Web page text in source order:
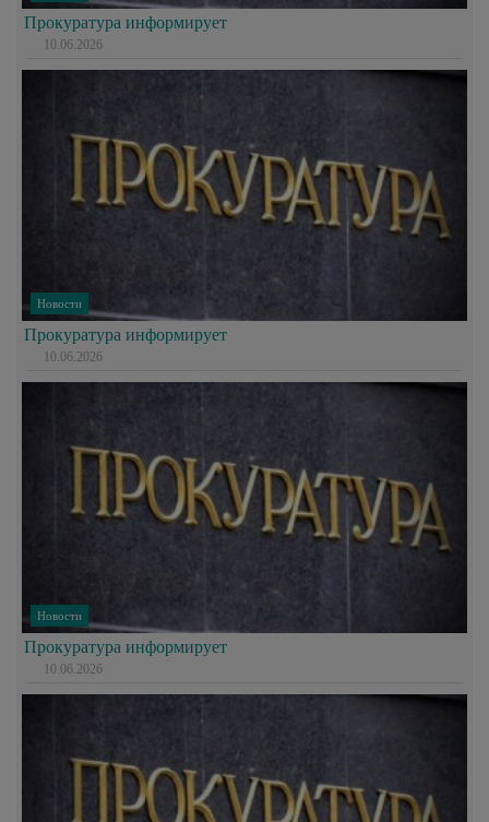
Прокуратура информирует
10.06.2026
Новости
Прокуратура информирует
10.06.2026
Новости
Прокуратура информирует
10.06.2026